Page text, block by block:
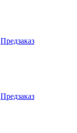
Предзаказ
Предзаказ